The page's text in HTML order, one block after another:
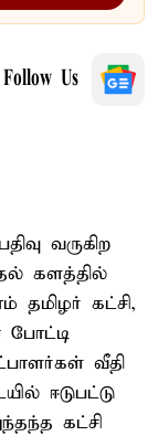
Follow Us
வருகிற
களத்தில்
தமிழர் கட்சி,
வீதி
ஈடுபட்டு
கட்சி